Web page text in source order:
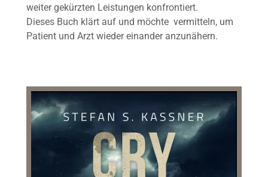
weiter gekürzten Leistungen konfrontiert.
Dieses Buch klärt auf und möchte vermitteln, um
Patient und Arzt wieder einander anzunähern.